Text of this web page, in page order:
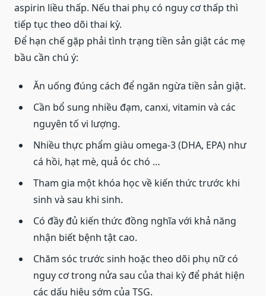
aspirin liều thấp. Nếu thai phụ có nguy cơ thấp thì
tiếp tục theo dõi thai kỳ.
Để hạn chế gặp phải tình trạng tiền sản giật các mẹ
bầu cần chú ý:
Ăn uống đúng cách để ngăn ngừa tiền sản giật.
Cần bổ sung nhiều đạm, canxi, vitamin và các
nguyên tố vi lượng.
Nhiều thực phẩm giàu omega-3 (DHA, EPA) như
cá hồi, hạt mè, quả óc chó …
Tham gia một khóa học về kiến ​​thức trước khi
sinh và sau khi sinh.
Có đầy đủ kiến ​​thức đồng nghĩa với khả năng
nhận biết bệnh tật cao.
Chăm sóc trước sinh hoặc theo dõi phụ nữ có
nguy cơ trong nửa sau của thai kỳ để phát hiện
các dấu hiệu sớm của TSG.